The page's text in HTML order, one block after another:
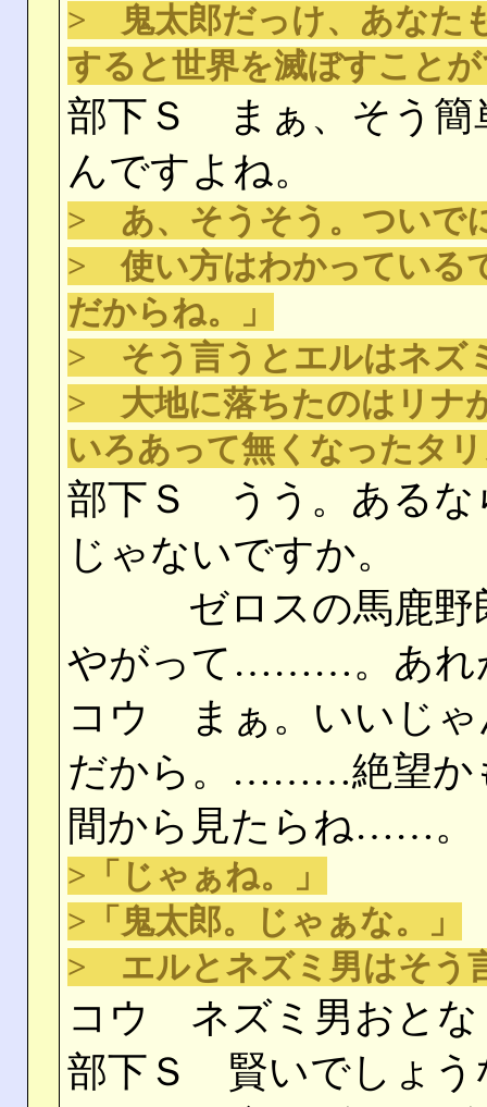
> 鬼太郎だっけ、あなた
すると世界を滅ぼすこと
部下Ｓ まぁ、そう簡
んですよね。
> あ、そうそう。ついで
> 使い方はわかっている
だからね。」
> そう言うとエルはネズ
> 大地に落ちたのはリナ
いろあって無くなったタ
部下Ｓ うう。あるな
じゃないですか。
ゼロスの馬鹿野郎
やがって………。あれ
コウ まぁ。いいじゃ
だから。………絶望か
間から見たらね……。
>「じゃぁね。」
>「鬼太郎。じゃぁな。」
> エルとネズミ男はそう
コウ ネズミ男おとな
部下Ｓ 賢いでしょう